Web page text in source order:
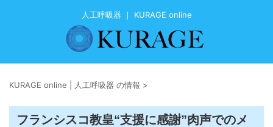
人工呼吸器 ｜ KURAGE online
KURAGE online | 人工呼吸器 の情報 >
フランシスコ教皇“支援に感謝”肉声でのメ